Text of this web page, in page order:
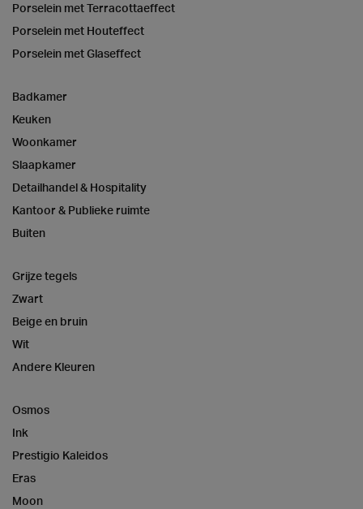
Porselein met Terracottaeffect
Porselein met Houteffect
Porselein met Glaseffect
Badkamer
Keuken
Woonkamer
Slaapkamer
Detailhandel & Hospitality
Kantoor & Publieke ruimte
Buiten
Grijze tegels
Zwart
Beige en bruin
Wit
Andere Kleuren
Osmos
Ink
Prestigio Kaleidos
Eras
Moon